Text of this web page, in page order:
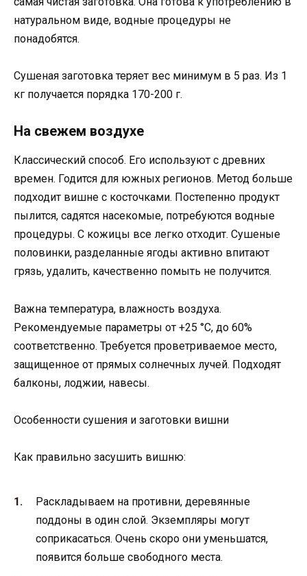
натуральном виде, водные процедуры не
понадобятся.
Сушеная заготовка теряет вес минимум в 5 раз. Из 1
кг получается порядка 170-200 г.
На свежем воздухе
Классический способ. Его используют с древних
времен. Годится для южных регионов. Метод больше
подходит вишне с косточками. Постепенно продукт
пылится, садятся насекомые, потребуются водные
процедуры. С кожицы все легко отходит. Сушеные
половинки, разделанные ягоды активно впитают
грязь, удалить, качественно помыть не получится.
Важна температура, влажность воздуха.
Рекомендуемые параметры от +25 °C, до 60%
соответственно. Требуется проветриваемое место,
защищенное от прямых солнечных лучей. Подходят
балконы, лоджии, навесы.
Особенности сушения и заготовки вишни
Как правильно засушить вишню:
Раскладываем на противни, деревянные
поддоны в один слой. Экземпляры могут
соприкасаться. Очень скоро они уменьшатся,
появится больше свободного места.